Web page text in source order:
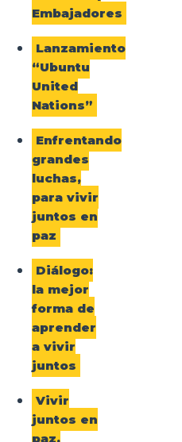
Embajadores
Lanzamiento
“Ubuntu
United
Nations”
Enfrentando
grandes
luchas,
para vivir
juntos en
paz
Diálogo:
la mejor
forma de
aprender
a vivir
juntos
Vivir
juntos en
paz,